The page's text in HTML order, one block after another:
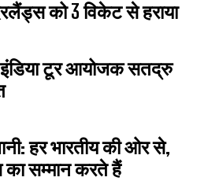
को 3 विकेट से हराया
टूर आयोजक सतद्रु
हर भारतीय की ओर से,
का सम्मान करते हैं